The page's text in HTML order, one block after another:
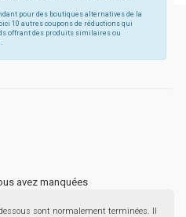
pour des boutiques alternatives de la
10 autres coupons de réductions qui
offrant des produits similaires ou
.
avez manquées
sont normalement terminées. Il